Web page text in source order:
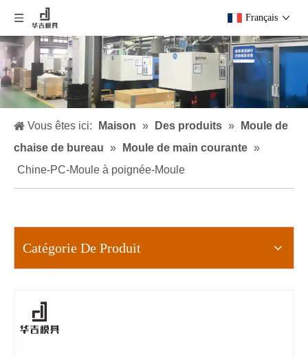
Français
Vous êtes ici: Maison » Des produits »
Moule de
chaise de bureau » Moule de main courante »
Chine-PC-Moule à poignée-Moule
Catégorie De Produit